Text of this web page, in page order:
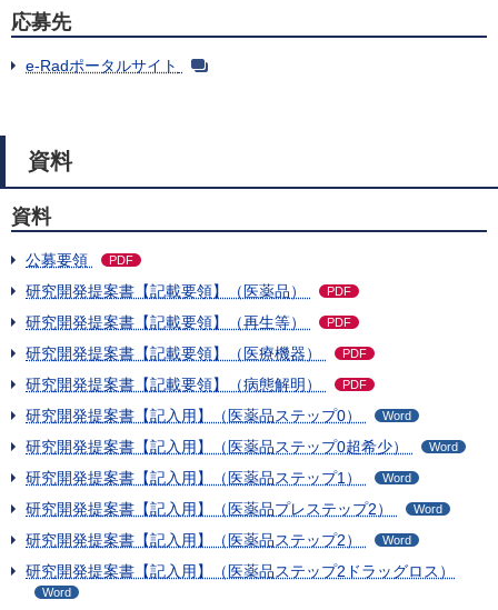
応募先
e-Radポータルサイト
資料
資料
公募要領 PDF
研究開発提案書【記載要領】（医薬品） PDF
研究開発提案書【記載要領】（再生等） PDF
研究開発提案書【記載要領】（医療機器） PDF
研究開発提案書【記載要領】（病態解明） PDF
研究開発提案書【記入用】（医薬品ステップ0） Word
研究開発提案書【記入用】（医薬品ステップ0超希少） Word
研究開発提案書【記入用】（医薬品ステップ1） Word
研究開発提案書【記入用】（医薬品プレステップ2） Word
研究開発提案書【記入用】（医薬品ステップ2） Word
研究開発提案書【記入用】（医薬品ステップ2ドラッグロス）
Word